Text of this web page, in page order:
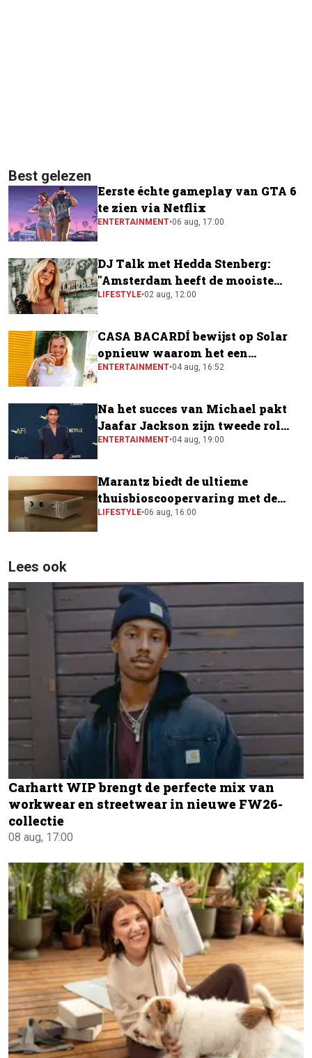
Best gelezen
Eerste échte gameplay van GTA 6
te zien via Netflix
ENTERTAINMENT•06 aug, 17:00
DJ Talk met Hedda Stenberg:
"Amsterdam heeft de mooiste
festivalscene van Europa"
LIFESTYLE•02 aug, 12:00
CASA BACARDÍ bewijst op Solar
opnieuw waarom het een
festivalfavoriet is
ENTERTAINMENT•04 aug, 16:52
Na het succes van Michael pakt
Jaafar Jackson zijn tweede rol
naast Will Smith
ENTERTAINMENT•04 aug, 19:00
Marantz biedt de ultieme
thuisbioscoopervaring met de
CINEMA Series 2
LIFESTYLE•06 aug, 16:00
Lees ook
Carhartt WIP brengt de perfecte mix van
workwear en streetwear in nieuwe FW26-
collectie
08 aug, 17:00